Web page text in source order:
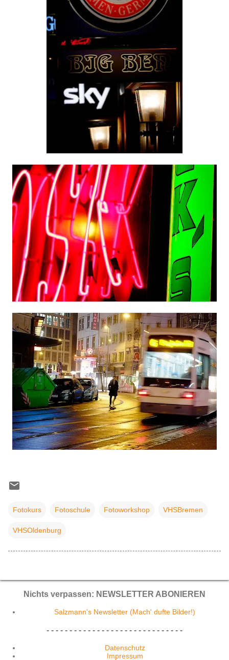
Fotokurs Fotoschule Fotoworkshop VHSBremen
VHSOldenburg
Nichts verpassen: NEWSLETTER ABONIEREN
Salzmann's Newsletter (Mach' dufte Bilder!)
- - - - - - - - - - - - - - - - - - - - - - - - - - - - - -
Datenschutz
Impressum